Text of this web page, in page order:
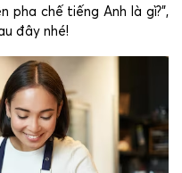
pha chế tiếng Anh là gì?”,
đây nhé!